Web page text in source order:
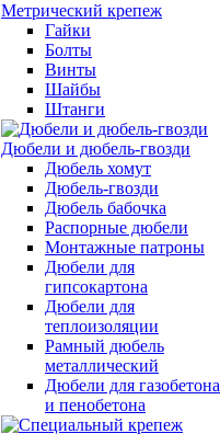
Метрический крепеж
Гайки
Болты
Винты
Шайбы
Штанги
Дюбели и дюбель-гвозди
Дюбель хомут
Дюбель-гвозди
Дюбель бабочка
Распорные дюбели
Монтажные патроны
Дюбели для
гипсокартона
Дюбели для
теплоизоляции
Рамный дюбель
металлический
Дюбели для газобетона
и пенобетона